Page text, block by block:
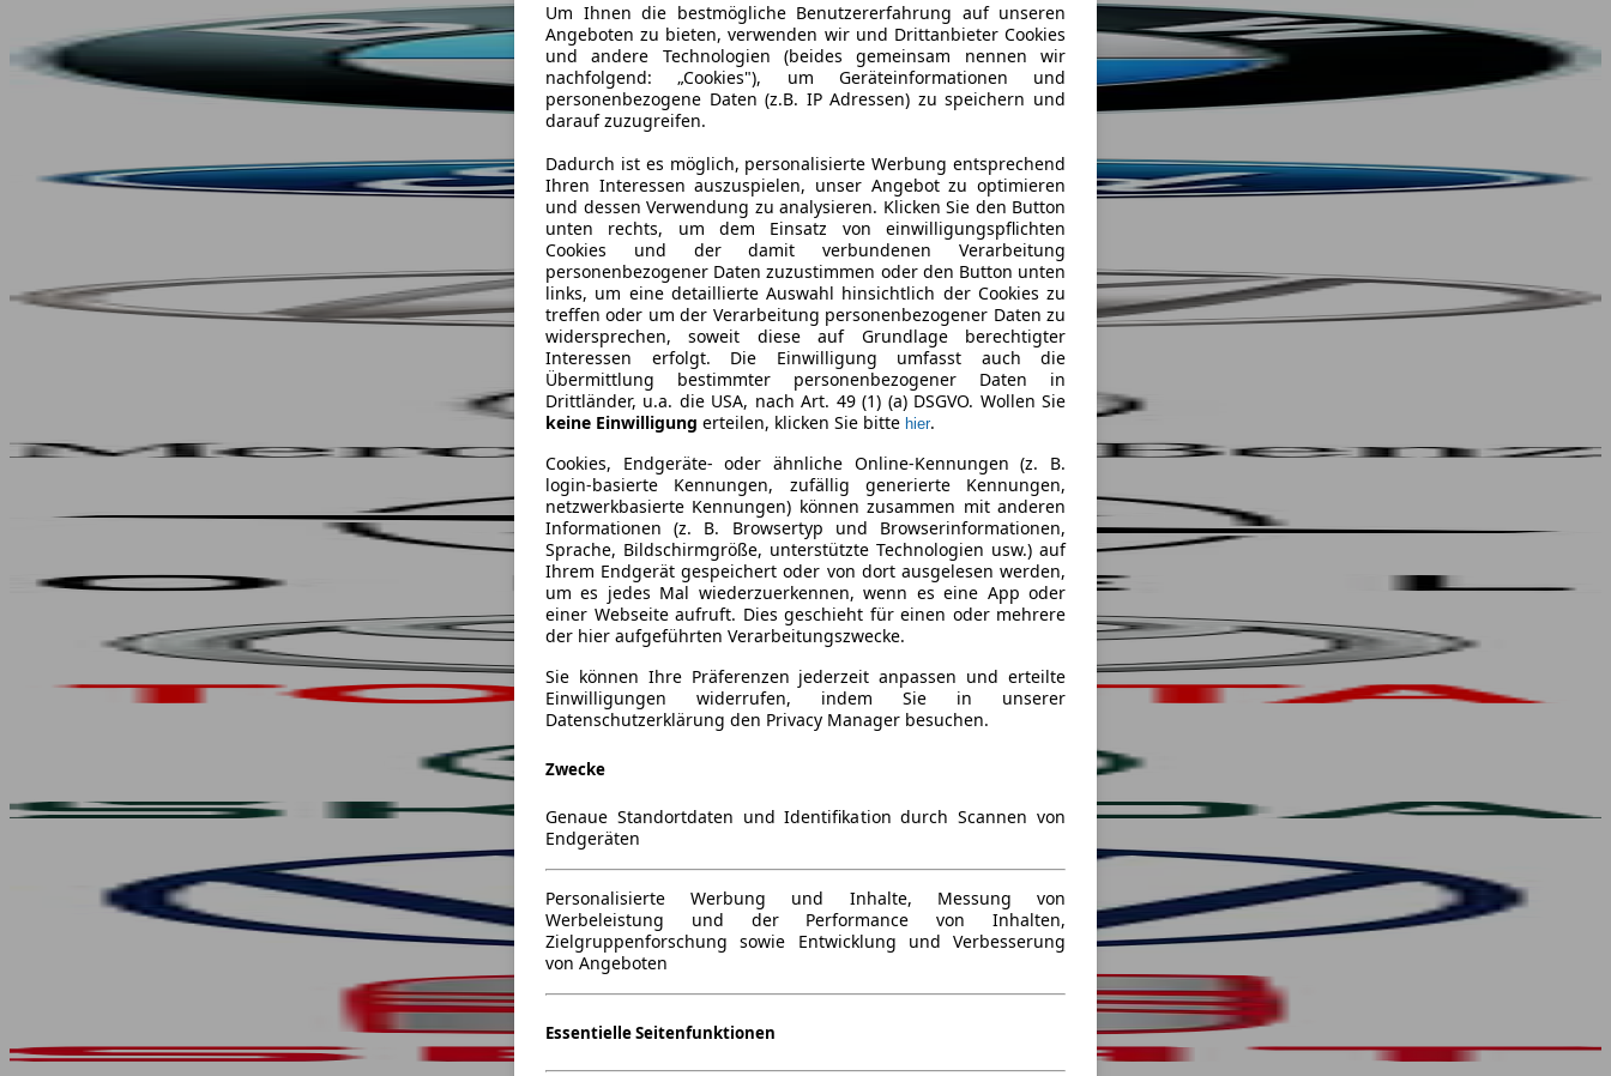
Um Ihnen die bestmögliche Benutzererfahrung auf unseren
Angeboten zu bieten, verwenden wir und Drittanbieter Cookies
und andere Technologien (beides gemeinsam nennen wir
nachfolgend: „Cookies"), um Geräteinformationen und
personenbezogene Daten (z.B. IP Adressen) zu speichern und
darauf zuzugreifen.
Dadurch ist es möglich, personalisierte Werbung entsprechend
Ihren Interessen auszuspielen, unser Angebot zu optimieren
und dessen Verwendung zu analysieren. Klicken Sie den Button
unten rechts, um dem Einsatz von einwilligungspflichten
Cookies und der damit verbundenen Verarbeitung
personenbezogener Daten zuzustimmen oder den Button unten
links, um eine detaillierte Auswahl hinsichtlich der Cookies zu
treffen oder um der Verarbeitung personenbezogener Daten zu
widersprechen, soweit diese auf Grundlage berechtigter
Interessen erfolgt. Die Einwilligung umfasst auch die
Übermittlung bestimmter personenbezogener Daten in
Drittländer, u.a. die USA, nach Art. 49 (1) (a) DSGVO. Wollen Sie
keine Einwilligung erteilen, klicken Sie bitte hier.
Cookies, Endgeräte- oder ähnliche Online-Kennungen (z. B.
login-basierte Kennungen, zufällig generierte Kennungen,
netzwerkbasierte Kennungen) können zusammen mit anderen
Informationen (z. B. Browsertyp und Browserinformationen,
Sprache, Bildschirmgröße, unterstützte Technologien usw.) auf
Ihrem Endgerät gespeichert oder von dort ausgelesen werden,
um es jedes Mal wiederzuerkennen, wenn es eine App oder
einer Webseite aufruft. Dies geschieht für einen oder mehrere
der hier aufgeführten Verarbeitungszwecke.
Sie können Ihre Präferenzen jederzeit anpassen und erteilte
Einwilligungen widerrufen, indem Sie in unserer
Datenschutzerklärung den Privacy Manager besuchen.
Zwecke
Genaue Standortdaten und Identifikation durch Scannen von
Endgeräten
Personalisierte Werbung und Inhalte, Messung von
Werbeleistung und der Performance von Inhalten,
Zielgruppenforschung sowie Entwicklung und Verbesserung
von Angeboten
Essentielle Seitenfunktionen